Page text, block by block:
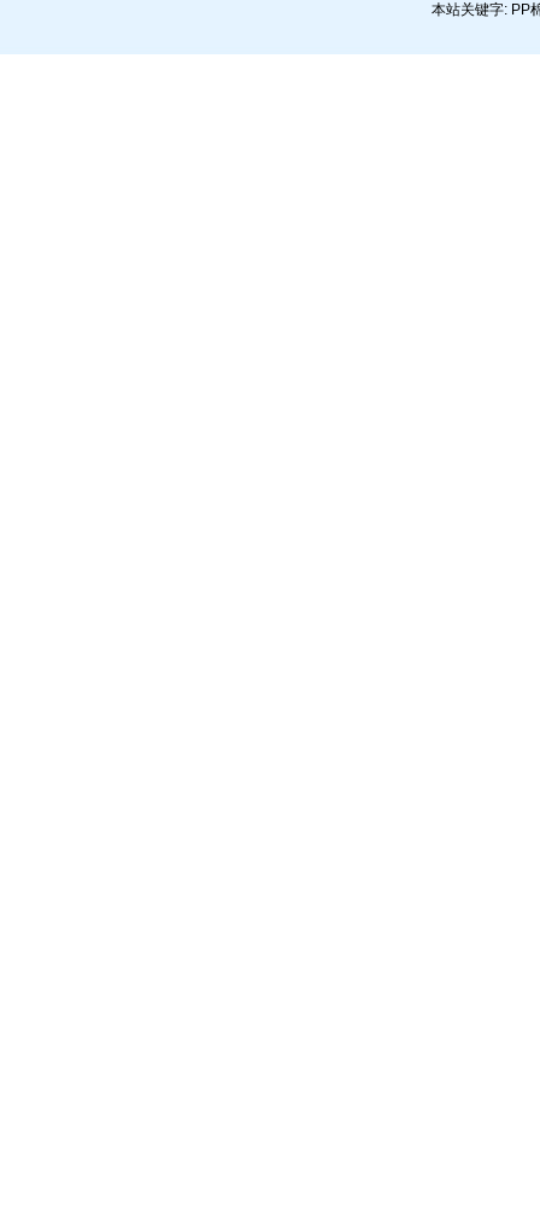
本站关键字: PP